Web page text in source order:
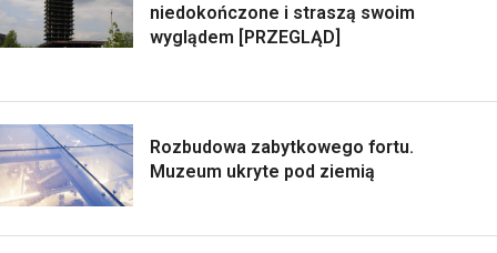
niedokończone i straszą swoim
wyglądem [PRZEGLĄD]
Rozbudowa zabytkowego fortu.
Muzeum ukryte pod ziemią